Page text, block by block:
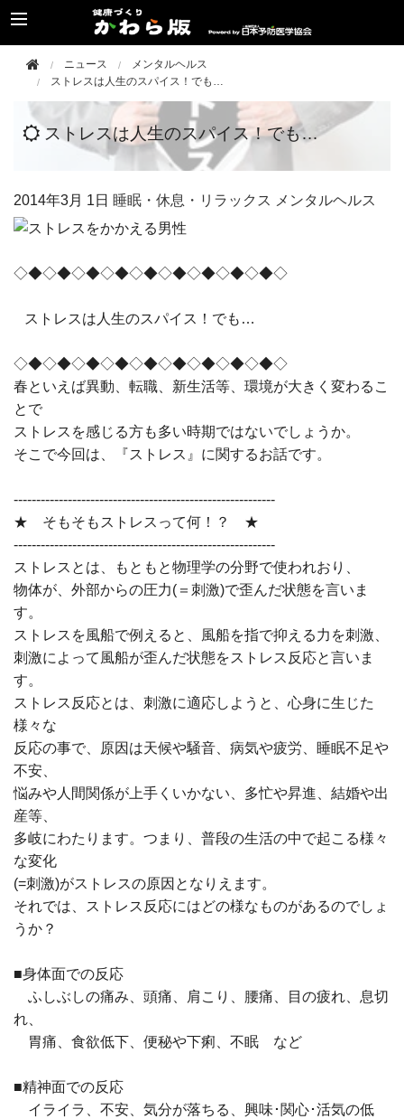
ニュース
メンタルヘルス
ストレスは人生のスパイス！でも…
ストレスは人生のスパイス！でも…
2014年3月 1日 睡眠・休息・リラックス メンタルヘルス
◇◆◇◆◇◆◇◆◇◆◇◆◇◆◇◆◇◆◇
ストレスは人生のスパイス！でも…
◇◆◇◆◇◆◇◆◇◆◇◆◇◆◇◆◇◆◇
春といえば異動、転職、新生活等、環境が大きく変わるこ
とで
ストレスを感じる方も多い時期ではないでしょうか。
そこで今回は、『ストレス』に関するお話です。
----------------------------------------------------------
★ そもそもストレスって何！？ ★
----------------------------------------------------------
ストレスとは、もともと物理学の分野で使われおり、
物体が、外部からの圧力(＝刺激)で歪んだ状態を言いま
す。
ストレスを風船で例えると、風船を指で抑える力を刺激、
刺激によって風船が歪んだ状態をストレス反応と言いま
す。
ストレス反応とは、刺激に適応しようと、心身に生じた
様々な
反応の事で、原因は天候や騒音、病気や疲労、睡眠不足や
不安、
悩みや人間関係が上手くいかない、多忙や昇進、結婚や出
産等、
多岐にわたります。つまり、普段の生活の中で起こる様々
な変化
(=刺激)がストレスの原因となりえます。
それでは、ストレス反応にはどの様なものがあるのでしょ
うか？
■身体面での反応
ふしぶしの痛み、頭痛、肩こり、腰痛、目の疲れ、息切
れ、
胃痛、食欲低下、便秘や下痢、不眠 など
■精神面での反応
イライラ、不安、気分が落ちる、興味･関心･活気の低